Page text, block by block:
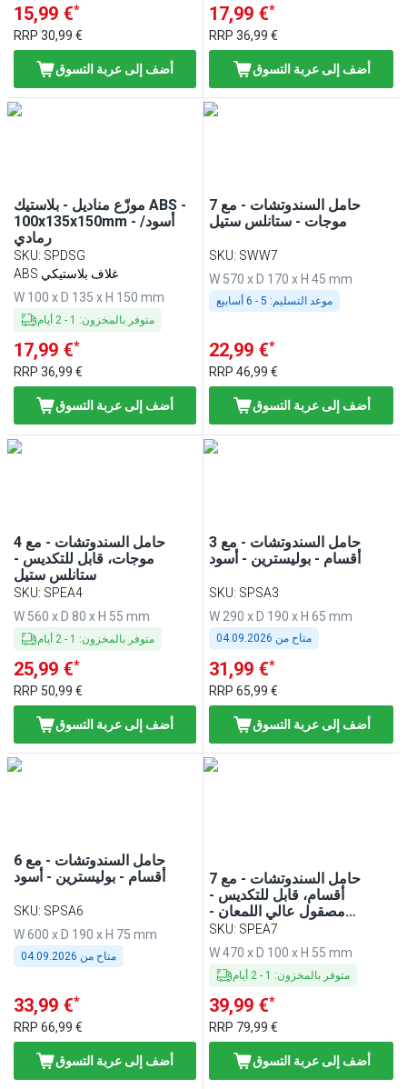
15,99 €*
RRP 30,99 €
أضف إلى عربة التسوق
17,99 €*
RRP36,99 €
أضف إلى عربة التسوق
موزّع مناديل - بلاستيك ABS -
100x135x150mm - أسود/
رمادي
SKU: SPDSG
ABS غلاف بلاستيكي
W 100 x D 135 x H 150 mm
متوفر بالمخزون:
1
-
2 أيام
17,99 €*
RRP 36,99 €
أضف إلى عربة التسوق
حامل السندوتشات - مع 7
موجات - ستانلس ستيل
SKU: SWW7
W 570 x D 170 x H 45 mm
موعد التسليم:
22,99 €*
RRP46,99 €
أضف إلى عربة التسوق
حامل السندوتشات - مع 4
موجات، قابل للتكديس -
ستانلس ستيل
SKU: SPEA4
W 560 x D 80 x H 55 mm
متوفر بالمخزون:
1
-
2 أيام
25,99 €*
RRP 50,99 €
أضف إلى عربة التسوق
حامل السندوتشات - مع 3
أقسام - بوليسترين - أسود
SKU: SPSA3
W 290 x D 190 x H 65 mm
متاح من 04.09.2026
31,99 €*
RRP65,99 €
أضف إلى عربة التسوق
حامل السندوتشات - مع 6
أقسام - بوليسترين - أسود
SKU: SPSA6
W 600 x D 190 x H 75 mm
متاح من 04.09.2026
33,99 €*
RRP 66,99 €
أضف إلى عربة التسوق
حامل السندوتشات - مع 7
أقسام، قابل للتكديس -
مصقول عالي اللمعان -
ستانلس ستيل
SKU: SPEA7
W 470 x D 100 x H 55 mm
متوفر بالمخزون:
1
-
2 أيام
39,99 €*
RRP 79,99 €
أضف إلى عربة التسوق